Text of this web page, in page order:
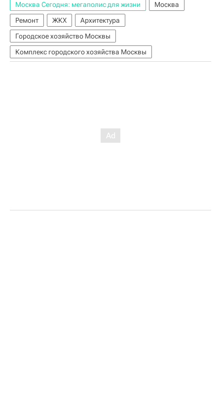
Москва Сегодня: мегаполис для жизни
Москва
Ремонт
ЖКХ
Архитектура
Городское хозяйство Москвы
Комплекс городского хозяйства Москвы